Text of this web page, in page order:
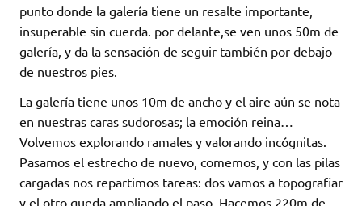
punto donde la galería tiene un resalte importante,
insuperable sin cuerda. por delante,se ven unos 50m de
galería, y da la sensación de seguir también por debajo
de nuestros pies.
La galería tiene unos 10m de ancho y el aire aún se nota
en nuestras caras sudorosas; la emoción reina…
Volvemos explorando ramales y valorando incógnitas.
Pasamos el estrecho de nuevo, comemos, y con las pilas
cargadas nos repartimos tareas: dos vamos a topografiar
y el otro queda ampliando el paso. Hacemos 220m de